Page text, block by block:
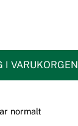
I VARUKORGEN
normalt